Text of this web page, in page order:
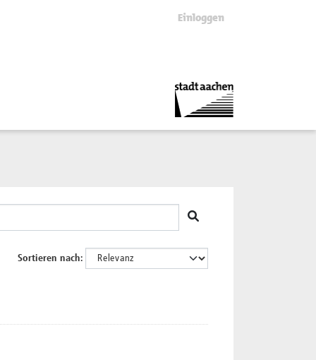
Einloggen
Sortieren nach